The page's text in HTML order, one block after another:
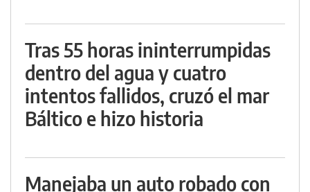
Tras 55 horas ininterrumpidas
dentro del agua y cuatro
intentos fallidos, cruzó el mar
Báltico e hizo historia
Manejaba un auto robado con